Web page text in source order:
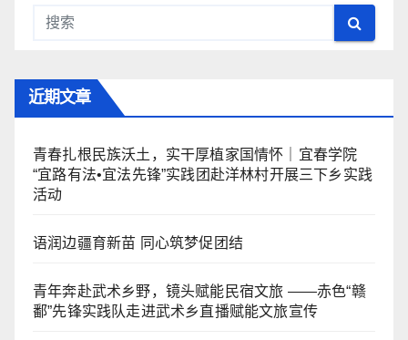
近期文章
青春扎根民族沃土，实干厚植家国情怀｜宜春学院
“宜路有法•宜法先锋”实践团赴洋林村开展三下乡实践
活动
语润边疆育新苗 同心筑梦促团结
青年奔赴武术乡野，镜头赋能民宿文旅 ——赤色“赣
鄱”先锋实践队走进武术乡直播赋能文旅宣传